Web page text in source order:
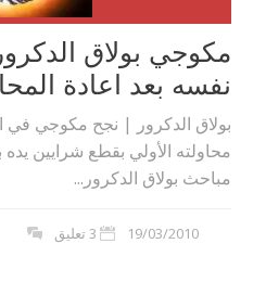
مكوجي بولاق
نفسه بعد اعادة
بولاق الدكرور | نجح مكوجي في
محاولته الأولي بقطع شرايين
مباحث بولاق الدكرور...
19/03/2010 3 تعليق